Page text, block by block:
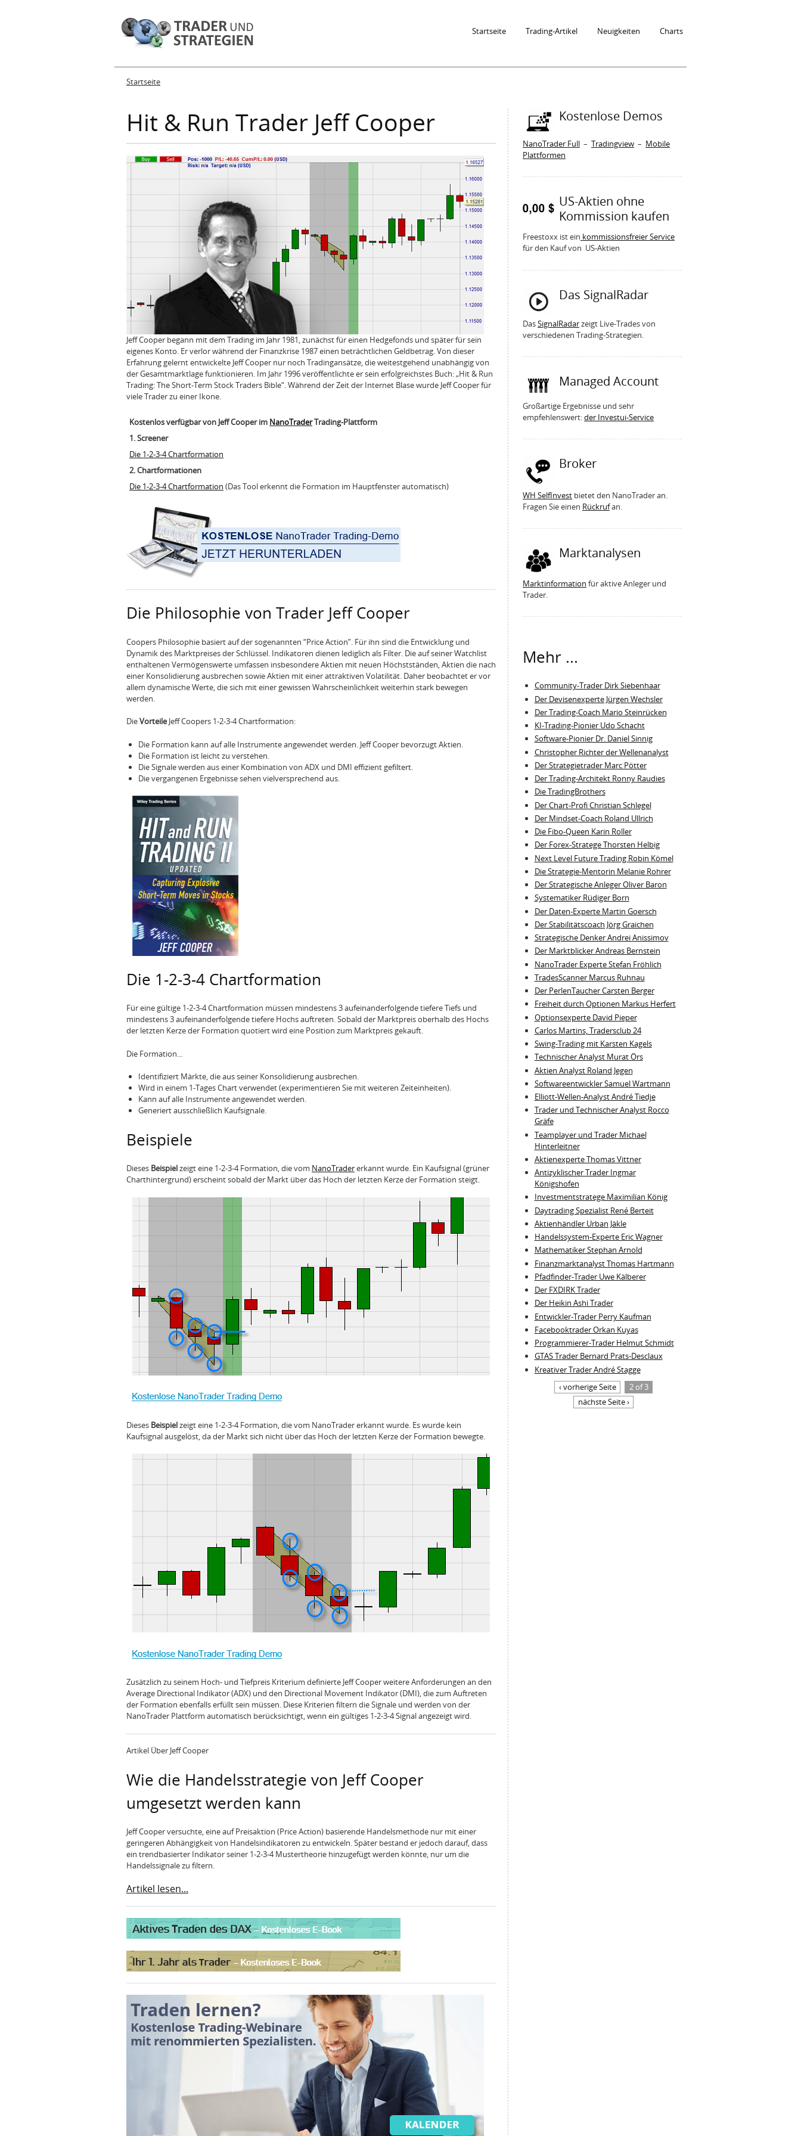
Startseite Trading-Artikel Neuigkeiten Charts
Sie sind hier
Startseite
Hit & Run Trader Jeff Cooper
Jeff Cooper begann mit dem Trading im Jahr 1981, zunächst für einen Hedgefonds und später für sein
eigenes Konto. Er verlor während der Finanzkrise 1987 einen beträchtlichen Geldbetrag. Von dieser
Erfahrung gelernt entwickelte Jeff Cooper nur noch Tradingansätze, die weitestgehend unabhängig von
der Gesamtmarktlage funktionieren. Im Jahr 1996 veröffentlichte er sein erfolgreichstes Buch: „Hit & Run
Trading: The Short-Term Stock Traders Bible“. Während der Zeit der Internet Blase wurde Jeff Cooper für
viele Trader zu einer Ikone.
Kostenlos verfügbar von Jeff Cooper im NanoTraderTrading-Plattform
1. Screener
Die 1-2-3-4 Chartformation
2. Chartformationen
Die 1-2-3-4 Chartformation (Das Tool erkennt die Formation im Hauptfenster automatisch)
Die Philosophie von Trader Jeff Cooper
Coopers Philosophie basiert auf der sogenannten “Price Action”. Für ihn sind die Entwicklung und
Dynamik des Marktpreises der Schlüssel. Indikatoren dienen lediglich als Filter. Die auf seiner Watchlist
enthaltenen Vermögenswerte umfassen insbesondere Aktien mit neuen Höchstständen, Aktien die nach
einer Konsolidierung ausbrechen sowie Aktien mit einer attraktiven Volatilität. Daher beobachtet er vor
allem dynamische Werte, die sich mit einer gewissen Wahrscheinlichkeit weiterhin stark bewegen
werden.
DieVorteileJeff Coopers 1-2-3-4 Chartformation:
Die Formation kann auf alle Instrumente angewendet werden. Jeff Cooper bevorzugt Aktien.
Die Formation ist leicht zu verstehen.
Die Signale werden aus einer Kombination von ADX und DMI effizient gefiltert.
Die vergangenen Ergebnisse sehen vielversprechend aus.
Die 1-2-3-4 Chartformation
Für eine gültige 1-2-3-4 Chartformation müssen mindestens 3 aufeinanderfolgende tiefere Tiefs und
mindestens 3 aufeinanderfolgende tiefere Hochs auftreten. Sobald der Marktpreis oberhalb des Hochs
der letzten Kerze der Formation quotiert wird eine Position zum Marktpreis gekauft.
Die Formation...
Identifiziert Märkte, die aus seiner Konsolidierung ausbrechen.
Wird in einem 1-Tages Chart verwendet (experimentieren Sie mit weiteren Zeiteinheiten).
Kann auf alle Instrumente angewendet werden.
Generiert ausschließlich Kaufsignale.
Beispiele
Dieses Beispielzeigt eine 1-2-3-4 Formation, die vom NanoTradererkannt wurde. Ein Kaufsignal (grüner
Charthintergrund) erscheint sobald der Markt über das Hoch der letzten Kerze der Formation steigt.
Dieses Beispielzeigt eine 1-2-3-4 Formation, die vom NanoTrader erkannt wurde. Es wurde kein
Kaufsignal ausgelöst, da der Markt sich nicht über das Hoch der letzten Kerze der Formation bewegte.
Zusätzlich zu seinem Hoch- und Tiefpreis Kriterium definierte Jeff Cooper weitere Anforderungen an den
Average Directional Indikator (ADX) und den Directional Movement Indikator (DMI), die zum Auftreten
der Formation ebenfalls erfüllt sein müssen. Diese Kriterien filtern die Signale und werden von der
NanoTrader Plattform automatisch berücksichtigt, wenn ein gültiges 1-2-3-4 Signal angezeigt wird.
Artikel Über Jeff Cooper
Wie die Handelsstrategie von Jeff Cooper
umgesetzt werden kann
Jeff Cooper versuchte, eine auf Preisaktion (Price Action) basierende Handelsmethode nur mit einer
geringeren Abhängigkeit von Handelsindikatoren zu entwickeln. Später bestand er jedoch darauf, dass
ein trendbasierter Indikator seiner 1-2-3-4 Mustertheorie hinzugefügt werden könnte, nur um die
Handelssignale zu filtern.
Artikel lesen...
Kostenlose Demos
NanoTrader Full – Tradingview – Mobile
Plattformen
US-Aktien ohne
Kommission kaufen
Freestoxx ist ein kommissionsfreier Service
für den Kauf von US-Aktien
Das SignalRadar
DasSignalRadarzeigt Live-Trades von
verschiedenen Trading-Strategien.
Managed Account
Großartige Ergebnisse und sehr
empfehlenswert:der Investui-Service
Broker
WH SelfInvest bietet den NanoTrader an.
Fragen Sie einen Rückrufan.
Marktanalysen
Marktinformation für aktive Anleger und
Trader.
Mehr ...
Community-Trader Dirk Siebenhaar
Der Devisenexperte Jürgen Wechsler
Der Trading-Coach Mario Steinrücken
KI-Trading-Pionier Udo Schacht
Software-Pionier Dr. Daniel Sinnig
Christopher Richter der Wellenanalyst
Der Strategietrader Marc Pötter
Der Trading-Architekt Ronny Raudies
Die TradingBrothers
Der Chart-Profi Christian Schlegel
Der Mindset-Coach Roland Ullrich
Die Fibo-Queen Karin Roller
Der Forex-Stratege Thorsten Helbig
Next Level Future Trading Robin Kömel
Die Strategie-Mentorin Melanie Rohrer
Der Strategische Anleger Oliver Baron
Systematiker Rüdiger Born
Der Daten-Experte Martin Goersch
Der Stabilitätscoach Jörg Graichen
Strategische Denker Andrei Anissimov
Der Marktblicker Andreas Bernstein
NanoTrader Experte Stefan Fröhlich
TradesScanner Marcus Ruhnau
Der PerlenTaucher Carsten Berger
Freiheit durch Optionen Markus Herfert
Optionsexperte David Pieper
Carlos Martins, Tradersclub 24
Swing-Trading mit Karsten Kagels
Technischer Analyst Murat Örs
Aktien Analyst Roland Jegen
Softwareentwickler Samuel Wartmann
Elliott-Wellen-Analyst André Tiedje
Trader und Technischer Analyst Rocco
Gräfe
Teamplayer und Trader Michael
Hinterleitner
Aktienexperte Thomas Vittner
Antizyklischer Trader Ingmar
Königshofen
Investmentstratege Maximilian König
Daytrading Spezialist René Berteit
Aktienhändler Urban Jäkle
Handelssystem-Experte Eric Wagner
Mathematiker Stephan Arnold
Finanzmarktanalyst Thomas Hartmann
Pfadfinder-Trader Uwe Kälberer
Der FXDIRK Trader
Der Heikin Ashi Trader
Entwickler-Trader Perry Kaufman
Facebooktrader Orkan Kuyas
Programmierer-Trader Helmut Schmidt
GTAS Trader Bernard Prats-Desclaux
Kreativer Trader André Stagge
‹ vorherige Seite
2 of 3
nächste Seite ›